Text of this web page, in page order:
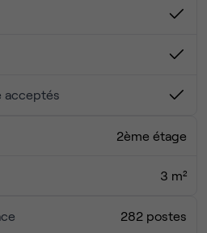
humeur d'un gestionnaire
T3bis, nombreuses lignes de
via le formulaire pour
acceptés
2ème étage
3 m²
282 postes